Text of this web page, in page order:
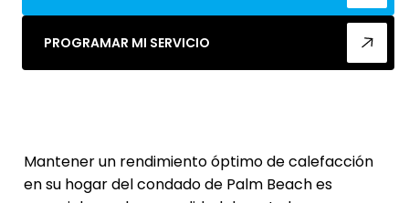
PROGRAMAR MI SERVICIO
Mantener un rendimiento óptimo de calefacción
en su hogar del condado de Palm Beach es